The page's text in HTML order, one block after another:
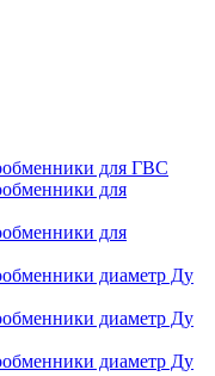
для ГВС
для
для
диаметр Ду
диаметр Ду
диаметр Ду